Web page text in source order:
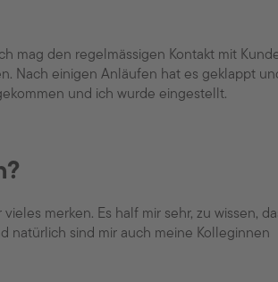
mag den regelmässigen Kontakt mit
Nach einigen Anläufen hat es geklappt
und ich wurde eingestellt.
merken. Es half mir sehr, zu wissen,
natürlich sind mir auch meine Kolleginnen